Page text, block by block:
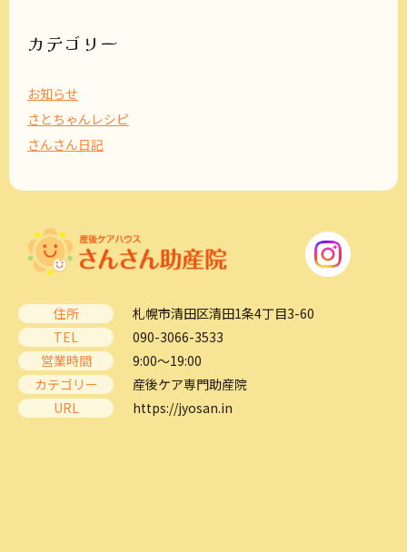
ブ
カテゴリー
お知らせ
さとちゃんレシピ
さんさん日記
住所
札幌市清田区清田1条4丁目3-60
TEL
090-3066-3533
営業時間
9:00～19:00
カテゴリー
産後ケア専門助産院
URL
https://jyosan.in